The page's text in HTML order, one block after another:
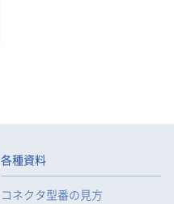
各種資料
コネクタ型番の見方